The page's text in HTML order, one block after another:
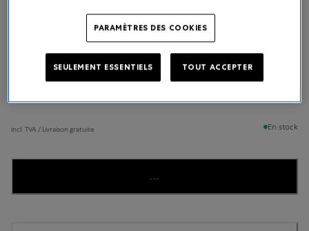
Carl F. Bucherer
Patravi Traveltec Color Edition
12 300 CHF
incl. TVA / Livraison gratuite En stock
...
PARAMÈTRES DES COOKIES
SEULEMENT ESSENTIELS TOUT ACCEPTER